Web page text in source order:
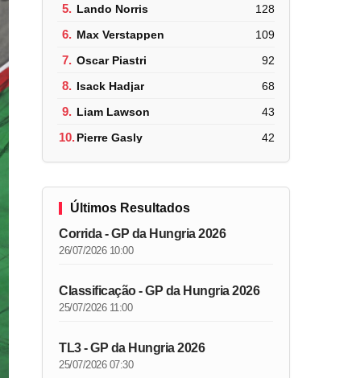
5. Lando Norris 128
6. Max Verstappen 109
7. Oscar Piastri 92
8. Isack Hadjar 68
9. Liam Lawson 43
10.Pierre Gasly 42
Últimos Resultados
Corrida - GP da Hungria 2026
26/07/2026 10:00
Classificação - GP da Hungria 2026
25/07/2026 11:00
TL3 - GP da Hungria 2026
25/07/2026 07:30